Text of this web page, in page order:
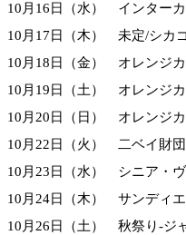
10月16日（水） インター
10月17日（木） 未定/シカ
10月18日（金） オレンジ
10月19日（土） オレンジ
10月20日（日） オレンジ
10月22日（火） 二ベイ財団
10月23日（水） シニア・ヴ
10月24日（木） サンディエ
10月26日（土） 秋祭り-ジ